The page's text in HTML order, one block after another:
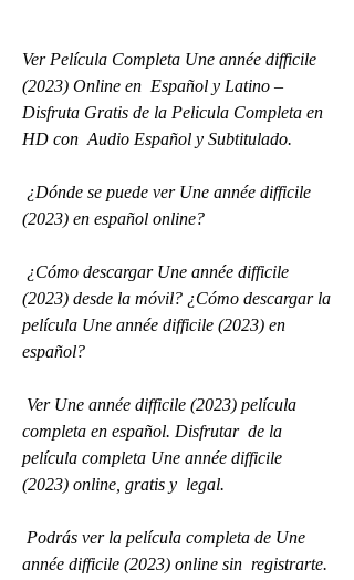
Ver Película Completa Une année difficile
(2023) Online en  Español y Latino –
Disfruta Gratis de la Pelicula Completa en
HD con  Audio Español y Subtitulado.
(2023) en español online?
(2023) desde la móvil? ¿Cómo descargar la
película Une année difficile (2023) en
español?
completa en español. Disfrutar  de la
película completa Une année difficile
(2023) online, gratis y  legal.
année difficile (2023) online sin  registrarte.